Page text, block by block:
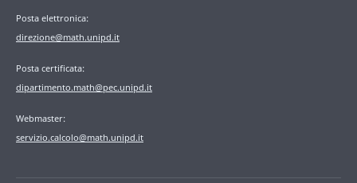
Posta elettronica:
direzione@math.unipd.it
Posta certificata:
dipartimento.math@pec.unipd.it
Webmaster:
servizio.calcolo@math.unipd.it